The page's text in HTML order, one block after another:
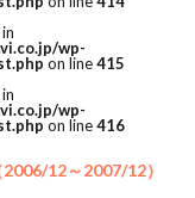
wp-
on line415
wp-
on line416
12～2007/12）